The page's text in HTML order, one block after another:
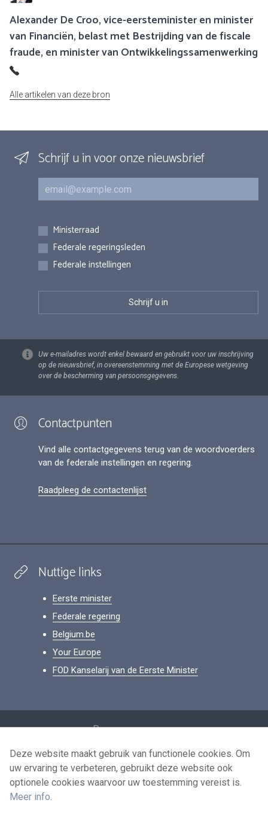
Alexander De Croo, vice-eersteminister en minister
van Financiën, belast met Bestrijding van de fiscale
fraude, en minister van Ontwikkelingssamenwerking
Alle artikelen van deze bron
Schrijf u in voor onze nieuwsbrief
E-mail
Inschrijvingen
Ministerraad
Federale regeringsleden
Federale instellingen
Uw e-mailadres wordt enkel bewaard en gebruikt voor uw inschrijving
op de nieuwsbrief, in overeenstemming met de Europese wetgeving
over de bescherming van persoonsgegevens.
Contactpunten
Vind alle contactgegevens terug van de woordvoerders
van de federale instellingen en regering.
Raadpleeg de contactenlijst
Nuttige links
Eerste minister
Federale regering
Belgium.be
Your Europe
FOD Kanselarij van de Eerste Minister
Persoonsgegevens
Voorwaarden voor het hergebruik
Contacteer ons
Deze website maakt gebruik van functionele cookies. Om
uw ervaring te verbeteren, gebruikt deze website ook
optionele cookies waarvoor uw toestemming vereist is.
Meer info.